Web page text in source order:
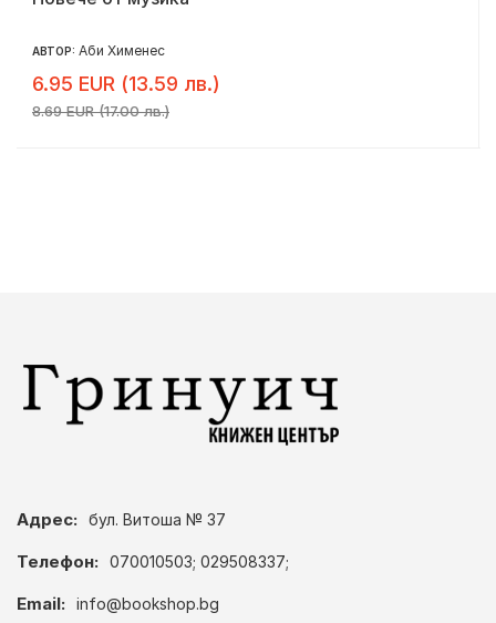
АВТОР: Аби Хименес
6.95 EUR (13.59 лв.)
8.69 EUR (17.00 лв.)
Адрес: бул. Витоша № 37
Телефон: 070010503; 029508337;
Email: info@bookshop.bg